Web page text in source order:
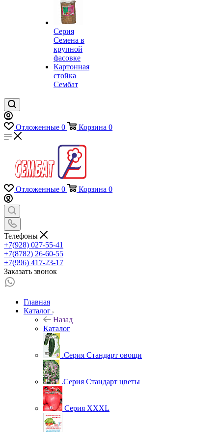
Серия
Семена в
крупной
фасовке
Картонная
стойка
Сембат
Отложенные 0 Корзина 0
Отложенные 0 Корзина 0
Телефоны
+7(928) 027-55-41
+7(8782) 26-60-55
+7(996) 417-23-17
Заказать звонок
Главная
Каталог
Назад
Каталог
.Серия Стандарт овощи
.Серия Стандарт цветы
Серия XXXL